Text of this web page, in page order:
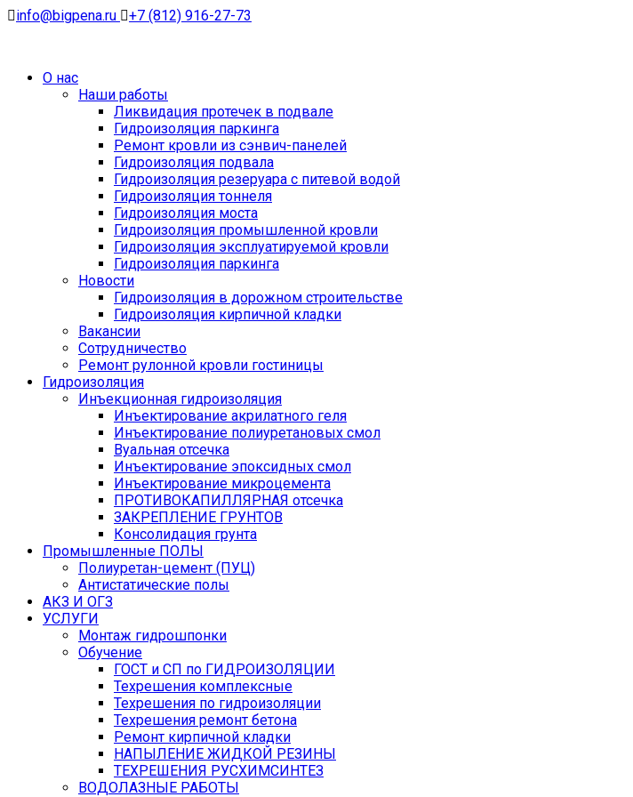
info@bigpena.ru +7 (812) 916-27-73
О нас
Наши работы
Ликвидация протечек в подвале
Гидроизоляция паркинга
Ремонт кровли из сэнвич-панелей
Гидроизоляция подвала
Гидроизоляция резеруара с питевой водой
Гидроизоляция тоннеля
Гидроизоляция моста
Гидроизоляция промышленной кровли
Гидроизоляция эксплуатируемой кровли
Гидроизоляция паркинга
Новости
Гидроизоляция в дорожном строительстве
Гидроизоляция кирпичной кладки
Вакансии
Сотрудничество
Ремонт рулонной кровли гостиницы
Гидроизоляция
Инъекционная гидроизоляция
Инъектирование акрилатного геля
Инъектирование полиуретановых смол
Вуальная отсечка
Инъектирование эпоксидных смол
Инъектирование микроцемента
ПРОТИВОКАПИЛЛЯРНАЯ отсечка
ЗАКРЕПЛЕНИЕ ГРУНТОВ
Консолидация грунта
Промышленные ПОЛЫ
Полиуретан-цемент (ПУЦ)
Антистатические полы
АКЗ И ОГЗ
УСЛУГИ
Монтаж гидрошпонки
Обучение
ГОСТ и СП по ГИДРОИЗОЛЯЦИИ
Техрешения комплексные
Техрешения по гидроизоляции
Техрешения ремонт бетона
Ремонт кирпичной кладки
НАПЫЛЕНИЕ ЖИДКОЙ РЕЗИНЫ
ТЕХРЕШЕНИЯ РУСХИМСИНТЕЗ
ВОДОЛАЗНЫЕ РАБОТЫ